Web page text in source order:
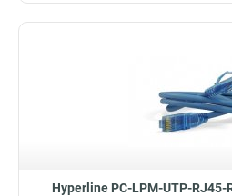
Hyperline PC-LPM-UTP-RJ45-